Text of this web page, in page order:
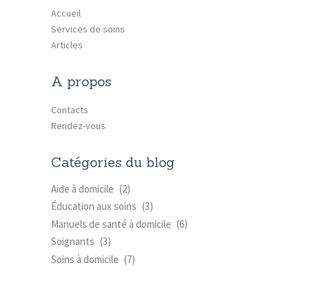
Accueil
Services de soins
Articles
A propos
Contacts
Rendez-vous
Catégories du blog
Aide à domicile (2)
Éducation aux soins (3)
Manuels de santé à domicile (6)
Soignants (3)
Soins à domicile (7)